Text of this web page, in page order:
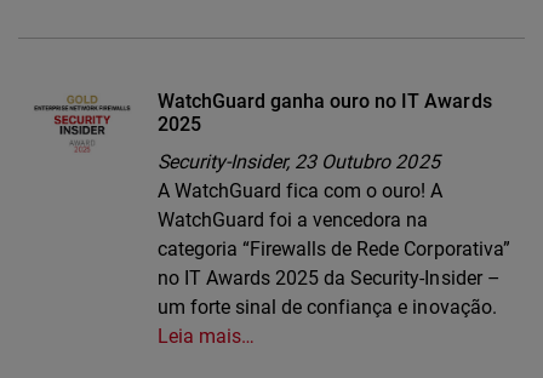
WatchGuard ganha ouro no IT Awards
2025
Security-Insider, 23 Outubro 2025
A WatchGuard fica com o ouro! A
WatchGuard foi a vencedora na
categoria “Firewalls de Rede Corporativa”
no IT Awards 2025 da Security-Insider –
um forte sinal de confiança e inovação.
Leia mais…